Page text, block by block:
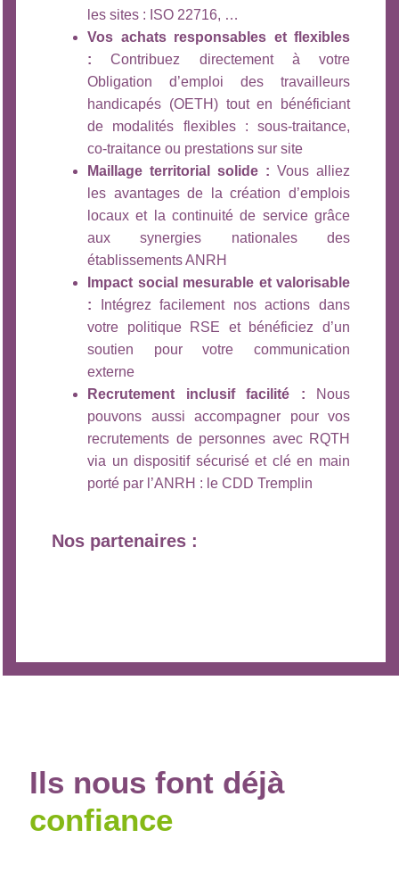
les sites : ISO 22716, …
Vos achats responsables et flexibles
: Contribuez directement à votre
Obligation d’emploi des travailleurs
handicapés (OETH) tout en bénéficiant
de modalités flexibles : sous-traitance,
co-traitance ou prestations sur site
Maillage territorial solide : Vous alliez
les avantages de la création d’emplois
locaux et la continuité de service grâce
aux synergies nationales des
établissements ANRH
Impact social mesurable et valorisable
: Intégrez facilement nos actions dans
votre politique RSE et bénéficiez d’un
soutien pour votre communication
externe
Recrutement inclusif facilité :
Nous
pouvons aussi accompagner pour vos
recrutements de personnes avec RQTH
via un dispositif sécurisé et clé en main
porté par l’ANRH : le CDD Tremplin
Nos partenaires :
Ils nous font déjà
confiance